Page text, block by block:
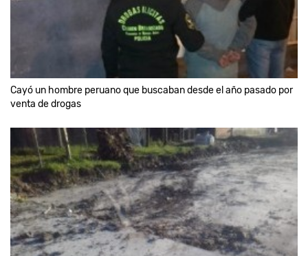
Cayó un hombre peruano que buscaban desde el año pasado por
venta de drogas